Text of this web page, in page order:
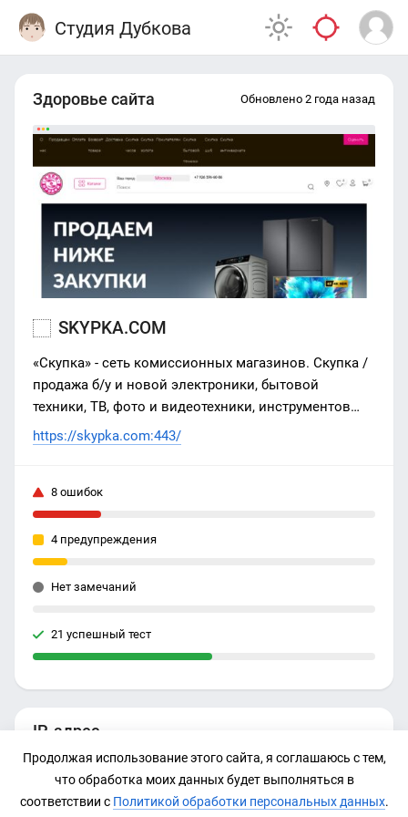
Студия Дубкова
IP-адрес
37.230.112.43
Здоровье сайта Обновлено 2 года назад
SKYPKA.COM
«Скупка» - сеть комиссионных магазинов. Скупка /
продажа б/у и новой электроники, бытовой
техники, ТВ, фото и видеотехники, инструментов
для спорта, велосипеды, самокаты и многое
https://skypka.com:443/
8 ошибок
4 предупреждения
Нет замечаний
21 успешный тест
Продолжая использование этого сайта, я соглашаюсь с тем,
что обработка моих данных будет выполняться в
соответствии с Политикой обработки персональных данных.